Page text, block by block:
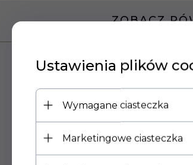
ZOBACZ
Ustawienia plików
Wymagane ciasteczka
Marketingowe ciasteczka